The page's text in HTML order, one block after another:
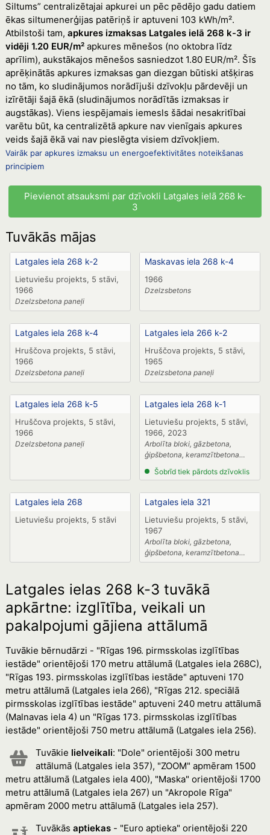
Siltums” centralizētajai apkurei un pēc pēdējo gadu datiem
ēkas siltumenerģijas patēriņš ir aptuveni 103 kWh/m².
Atbilstoši tam, apkures izmaksas Latgales ielā 268 k-3 ir
vidēji 1.20 EUR/m²apkures mēnešos (no oktobra līdz
aprīlim), aukstākajos mēnešos sasniedzot 1.80 EUR/m². Šīs
aprēķinātās apkures izmaksas gan diezgan būtiski atšķiras
no tām, ko sludinājumos norādījuši dzīvokļu pārdevēji un
izīrētāji šajā ēkā (sludinājumos norādītās izmaksas ir
augstākas). Viens iespējamais iemesls šādai nesakritībai
varētu būt, ka centralizētā apkure nav vienīgais apkures
veids šajā ēkā vai nav pieslēgta visiem dzīvokļiem.
Vairāk par apkures izmaksu un energoefektivitātes noteikšanas
principiem
Pievienot atsauksmi par dzīvokli Latgales ielā 268 k-
3
Tuvākās mājas
Latgales iela 268 k-2
Lietuviešu projekts, 5 stāvi,
1966
Dzelzsbetona paneļi
Maskavas iela 268 k-4
1966
Dzelzsbetons
Latgales iela 268 k-4
Hruščova projekts, 5 stāvi,
1966
Dzelzsbetona paneļi
Latgales iela 266 k-2
Hruščova projekts, 5 stāvi,
1965
Dzelzsbetona paneļi
Latgales iela 268 k-5
Hruščova projekts, 5 stāvi,
1966
Dzelzsbetona paneļi
Latgales iela 268 k-1
Lietuviešu projekts, 5 stāvi,
1966, 2023
Arbolīta bloki, gāzbetona,
ģipšbetona, keramzītbetona
paneļi,
Šobrīd tiek pārdots dzīvoklis
Latgales iela 268
Lietuviešu projekts, 5 stāvi
Latgales iela 321
Lietuviešu projekts, 5 stāvi,
1967
Arbolīta bloki, gāzbetona,
ģipšbetona, keramzītbetona
paneļi
Latgales ielas 268 k-3 tuvākā
apkārtne: izglītība, veikali un
pakalpojumi gājiena attālumā
Tuvākie bērnudārzi - "Rīgas 196. pirmsskolas izglītības
iestāde" orientējoši 170 metru attālumā (Latgales iela 268C),
"Rīgas 193. pirmsskolas izglītības iestāde" aptuveni 170
metru attālumā (Latgales iela 266), "Rīgas 212. speciālā
pirmsskolas izglītības iestāde" aptuveni 240 metru attālumā
(Malnavas iela 4) un "Rīgas 173. pirmsskolas izglītības
iestāde" orientējoši 750 metru attālumā (Latgales iela 256).
Tuvākie lielveikali: "Dole" orientējoši 300 metru
attālumā (Latgales iela 357), "ZOOM" apmēram 1500
metru attālumā (Latgales iela 400), "Maska" orientējoši 1700
metru attālumā (Latgales iela 267) un "Akropole Rīga"
apmēram 2000 metru attālumā (Latgales iela 257).
Tuvākās aptiekas- "Euro aptieka" orientējoši 220